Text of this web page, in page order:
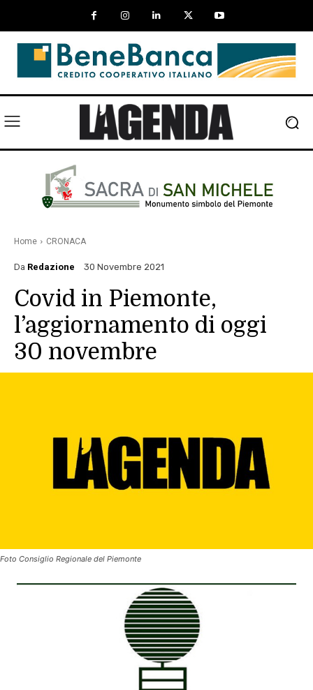
Home CRONACA
Da Redazione 30 Novembre 2021
Covid in Piemonte,
l’aggiornamento di oggi
30 novembre
Foto Consiglio Regionale del Piemonte